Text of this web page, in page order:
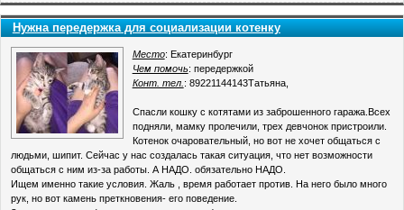
Нужна передержка для социализации котенку
Место: Екатеринбург
Чем помочь: передержкой
Конт. тел. : 89221144143Татьяна,
Спасли кошку с котятами из заброшенного гаража.Всех
подняли, мамку пролечили, трех девчонок пристроили.
Котенок очаровательный, но вот не хочет общаться с
людьми, шипит. Сейчас у нас создалась такая ситуация, что нет возможности
общаться с ним из-за работы. А НАДО. обязательно НАДО.
Ищем именно такие условия. Жаль , время работает против. На него было много
рук, но вот камень преткновения- его поведение.